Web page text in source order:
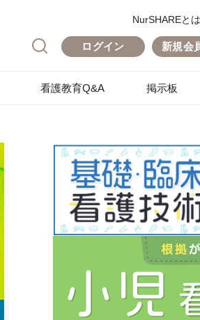
NurSHAREと
ログイン 新規会
看護教育Q&A 掲示板